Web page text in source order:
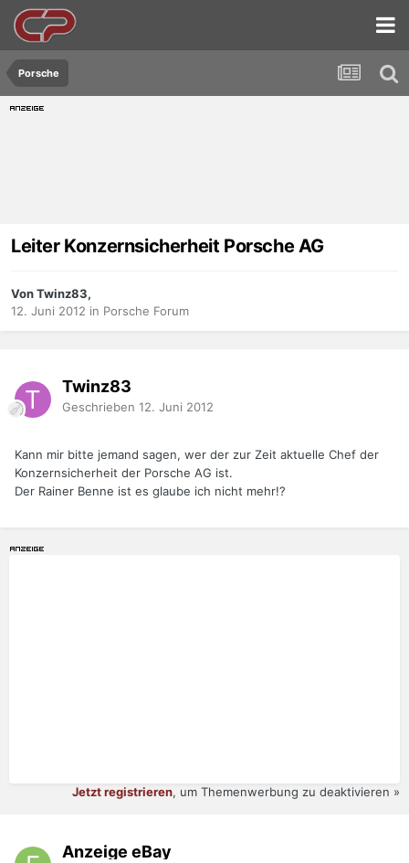
Porsche
Leiter Konzernsicherheit Porsche AG
Von Twinz83,
12. Juni 2012 in Porsche Forum
Twinz83
Geschrieben 12. Juni 2012
Kann mir bitte jemand sagen, wer der zur Zeit aktuelle Chef der
Konzernsicherheit der Porsche AG ist.
Der Rainer Benne ist es glaube ich nicht mehr!?
Jetzt registrieren, um Themenwerbung zu deaktivieren »
Anzeige eBay